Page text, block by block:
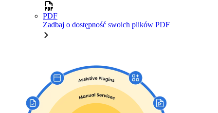
PDF
Zadbaj o dostępność swoich plików PDF